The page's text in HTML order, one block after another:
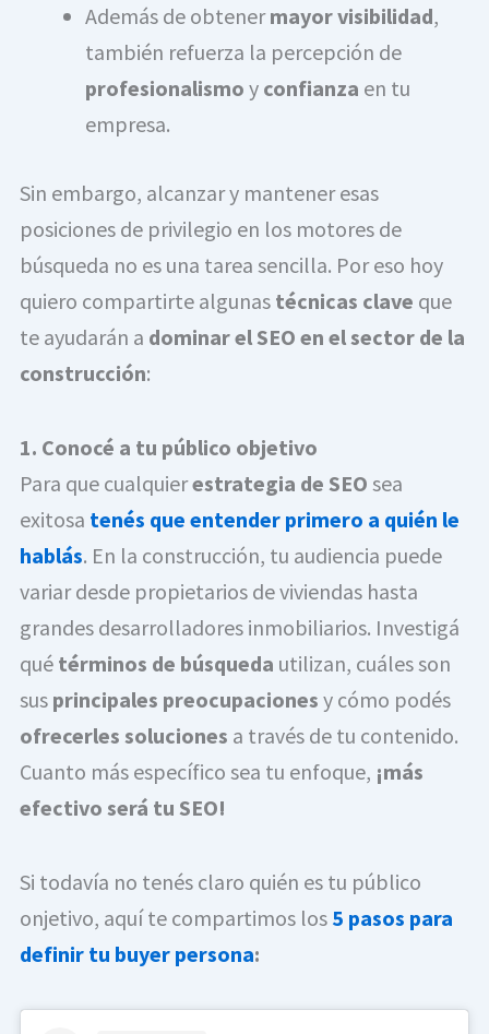
Además de obtenermayor visibilidad,
también refuerza la percepción de
profesionalismo y confianza en tu
empresa.
Sin embargo, alcanzar y mantener esas
posiciones de privilegio en los motores de
búsqueda no es una tarea sencilla. Por eso hoy
quiero compartirte algunastécnicas clave que
te ayudarán a dominar el SEO en el sector de la
construcción:
1. Conocé a tu público objetivo
Para que cualquierestrategia de SEO sea
exitosa tenés que entender primero a quién le
hablás. En la construcción, tu audiencia puede
variar desde propietarios de viviendas hasta
grandes desarrolladores inmobiliarios. Investigá
qué términos de búsqueda utilizan, cuáles son
sus principales preocupaciones y cómo podés
ofrecerles soluciones a través de tu contenido.
Cuanto más específico sea tu enfoque, ¡más
efectivo será tu SEO!
Si todavía no tenés claro quién es tu público
onjetivo, aquí te compartimos los 5 pasos para
definir tu buyer persona: